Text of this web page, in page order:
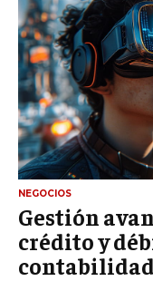
NEGOCIOS
Gestión
crédito y